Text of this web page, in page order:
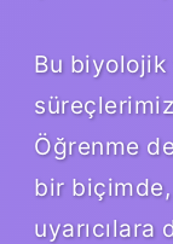
Bu biyolojik
Öğrenme
bir
uyarıcılara